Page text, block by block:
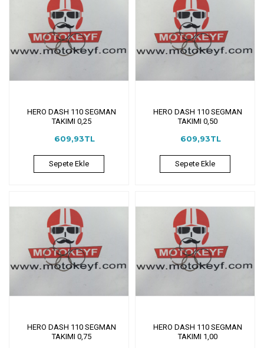
HERO DASH 110 SEGMAN
TAKIMI 0,25
609,93TL
Sepete Ekle
HERO DASH 110 SEGMAN
TAKIMI 0,50
609,93TL
Sepete Ekle
HERO DASH 110 SEGMAN
TAKIMI 0,75
HERO DASH 110 SEGMAN
TAKIMI 1,00